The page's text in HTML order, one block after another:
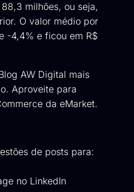
milhões, ou seja,
O valor médio por
-4,4% e ficou em R$
AW Digital mais
Aproveite para
da eMarket.
de posts para:
no LinkedIn